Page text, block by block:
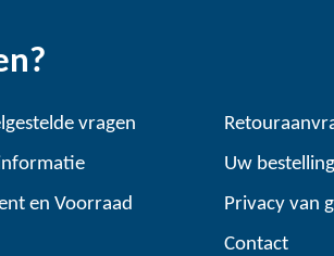
vragen
en Voorraad
Uw bestelling
Privacy van
Contact